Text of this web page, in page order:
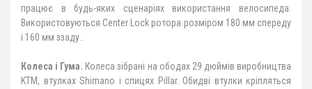
працює в будь-яких сценаріях використання велосипеда.
Використовуються Center Lock ротора розміром 180 мм спереду
і 160 мм ззаду..
Колеса і Гума. Колеса зібрані на ободах 29 дюймів виробництва
KTM, втулках Shimano і спицях Pillar. Обидві втулки кріпляться